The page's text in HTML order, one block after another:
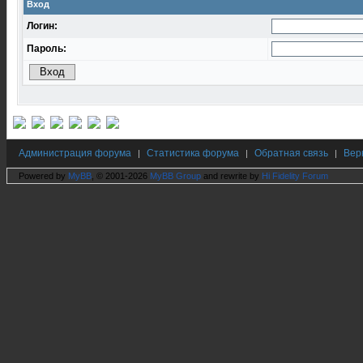
Вход
Логин:
Пароль:
Администрация форума | Статистика форума | Обратная связь |
Powered by MyBB , © 2001-2026 MyBB Group and rewrite by Hi Fidelity Forum